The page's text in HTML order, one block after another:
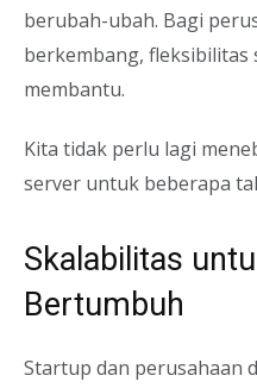
berubah-ubah. Bagi
berkembang,
membantu.
Kita tidak perlu lagi
server untuk beberapa
Skalabilitas
Bertumbuh
Startup dan perusahaan